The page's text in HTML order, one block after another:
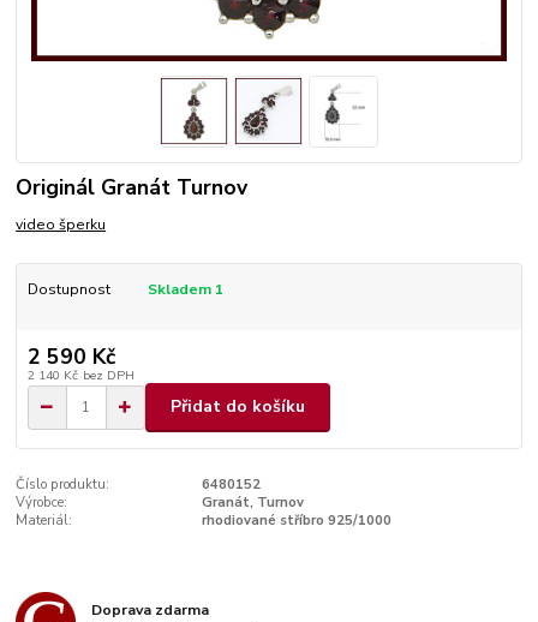
Originál Granát Turnov
video šperku
Dostupnost Skladem 1
2 590 Kč
2 140 Kč bez DPH
Přidat do košíku
Číslo produktu:
6480152
Výrobce:
Granát, Turnov
Materiál:
rhodiované stříbro 925/1000
Doprava zdarma